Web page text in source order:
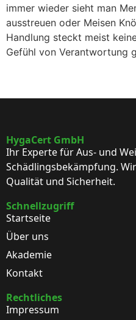
immer wieder sieht man
ausstreuen oder Meisen
Handlung steckt meist
Gefühl von Verantwortung
HygaCert GmbH
Ihr Experte für Aus- und
Schädlingsbekämpfung.
Qualität und Sicherheit.
Schnellzugriff
Startseite
Über uns
Akademie
Kontakt
Rechtliches
Impressum